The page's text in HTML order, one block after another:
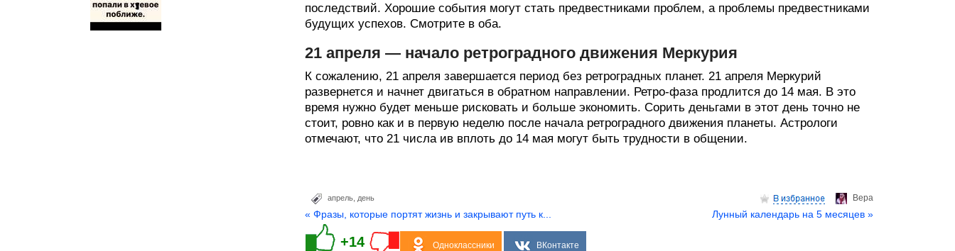
последствий. Хорошие события могут стать предвестниками проблем, а проблемы предвестниками
будущих успехов. Смотрите в оба.
21 апреля — начало ретроградного движения Меркурия
К сожалению, 21 апреля завершается период без ретроградных планет. 21 апреля Меркурий
развернется и начнет двигаться в обратном направлении. Ретро-фаза продлится до 14 мая. В это
время нужно будет меньше рисковать и больше экономить. Сорить деньгами в этот день точно не
стоит, ровно как и в первую неделю после начала ретроградного движения планеты. Астрологи
отмечают, что 21 числа ив вплоть до 14 мая могут быть трудности в общении.
Верa
апрель день
« Фразы, которые портят жизнь и закрывают путь к... Лунный календарь на 5 месяцев »
+14 Одноклассники ВКонтакте